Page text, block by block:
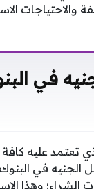
والاحتياجات
في
عليه كافة
الجنيه في
جنيه لعمليات البيع و47.64